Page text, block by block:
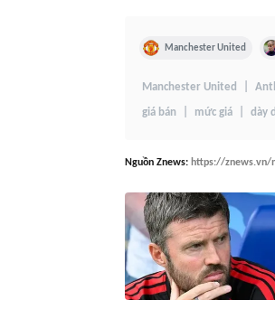
Manchester United
Manchester United
giá bán mức giá dày
Nguồn Znews: https://znews.vn/